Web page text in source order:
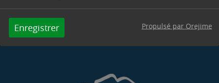
Enregistrer Propulsé par Orejime